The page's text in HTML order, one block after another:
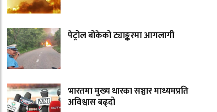
पेट्रोल बोकेको ट्याङ्करमा आगलागी
भारतमा मुख्य धारका सञ्चार माध्यमप्रति
अविश्वास बढ्दो